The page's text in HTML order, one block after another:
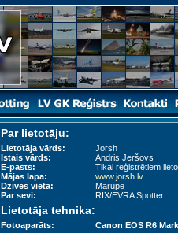
Par lietotāju:
Lietotāja vārds:
Jorsh
Īstais vārds:
Andris Jeršovs
E-pasts:
Tikai reģistrētiem
Mājas lapa:
www.jorsh.lv
Dzīves vieta:
Mārupe
Par sevi:
RIX/EVRA Spotter
Lietotāja tehnika:
Fotoaparāts:
Canon EOS R6